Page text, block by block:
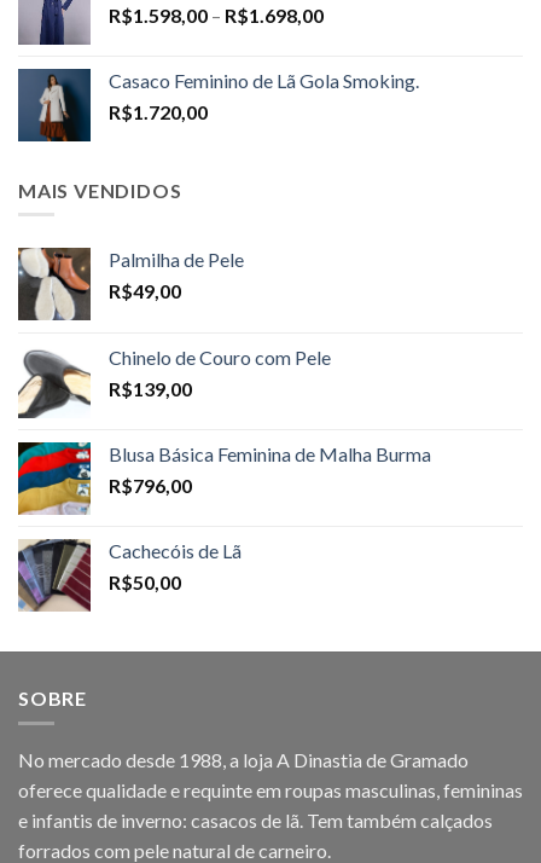
R$1.598,00 – R$1.698,00Price
through
Casaco Feminino de Lã Gola Smoking.
R$1.720,00
MAIS VENDIDOS
Palmilha de Pele
R$49,00
Chinelo de Couro com Pele
R$139,00
Blusa Básica Feminina de Malha Burma
R$796,00
Cachecóis de Lã
R$50,00
SOBRE
No mercado desde 1988, a loja A Dinastia de Gramado
oferece qualidade e requinte em roupas masculinas, femininas
e infantis de inverno: casacos de lã. Tem também calçados
forrados com pele natural de carneiro.